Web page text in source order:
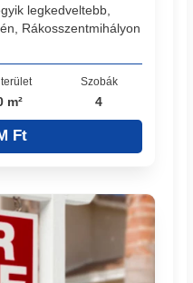
legkedveltebb,
Rákosszentmihályon
m²
Szobák
4
Ft